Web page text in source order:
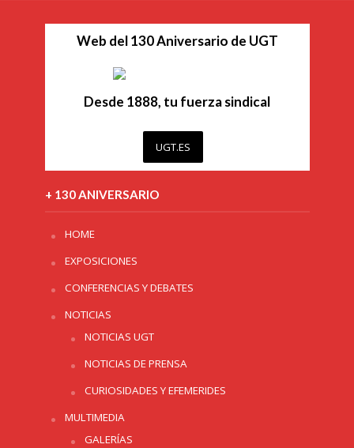
Web del 130 Aniversario de UGT
Desde 1888, tu fuerza sindical
UGT.ES
+ 130 ANIVERSARIO
HOME
EXPOSICIONES
CONFERENCIAS Y DEBATES
NOTICIAS
NOTICIAS UGT
NOTICIAS DE PRENSA
CURIOSIDADES Y EFEMERIDES
MULTIMEDIA
GALERÍAS